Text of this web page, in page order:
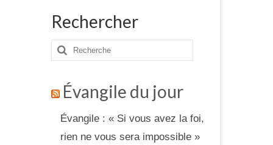
Rechercher
Rechercher
:
Évangile du jour
Évangile : « Si vous avez la foi,
rien ne vous sera impossible »